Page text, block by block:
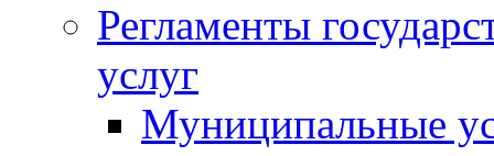
Регламенты
услуг
Муниципальные